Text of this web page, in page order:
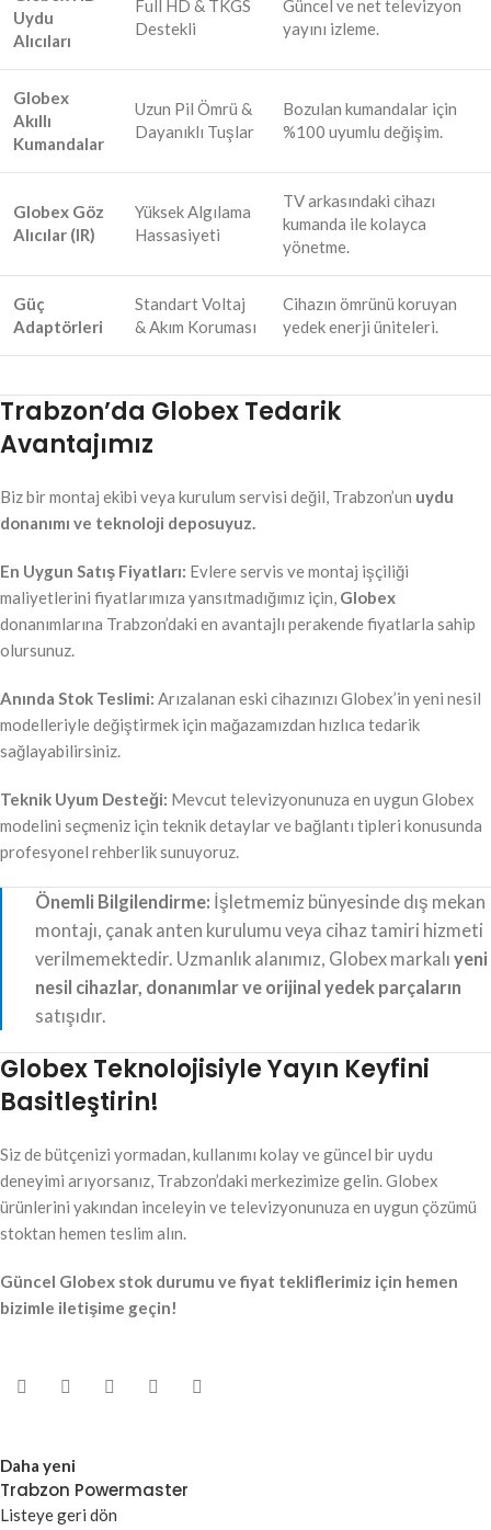
Uydu
Alıcıları
Full HD & TKGS
Destekli
Güncel ve net televizyon
yayını izleme.
Globex
Akıllı
Kumandalar
Uzun Pil Ömrü &
Dayanıklı Tuşlar
Bozulan kumandalar için
%100 uyumlu değişim.
Globex Göz
Alıcılar (IR)
Yüksek Algılama
Hassasiyeti
TV arkasındaki cihazı
kumanda ile kolayca
yönetme.
Güç
Adaptörleri
Standart Voltaj
& Akım Koruması
Cihazın ömrünü koruyan
yedek enerji üniteleri.
Trabzon’da Globex Tedarik
Avantajımız
Biz bir montaj ekibi veya kurulum servisi değil, Trabzon’un uydu
donanımı ve teknoloji deposuyuz.
En Uygun Satış Fiyatları: Evlere servis ve montaj işçiliği
maliyetlerini fiyatlarımıza yansıtmadığımız için, Globex
donanımlarına Trabzon’daki en avantajlı perakende fiyatlarla sahip
olursunuz.
Anında Stok Teslimi: Arızalanan eski cihazınızı Globex’in yeni nesil
modelleriyle değiştirmek için mağazamızdan hızlıca tedarik
sağlayabilirsiniz.
Teknik Uyum Desteği: Mevcut televizyonunuza en uygun Globex
modelini seçmeniz için teknik detaylar ve bağlantı tipleri konusunda
profesyonel rehberlik sunuyoruz.
Önemli Bilgilendirme: İşletmemiz bünyesinde dış mekan
montajı, çanak anten kurulumu veya cihaz tamiri hizmeti
verilmemektedir. Uzmanlık alanımız, Globex markalı yeni
nesil cihazlar, donanımlar ve orijinal yedek parçaların
satışıdır.
Globex Teknolojisiyle Yayın Keyfini
Basitleştirin!
Siz de bütçenizi yormadan, kullanımı kolay ve güncel bir uydu
deneyimi arıyorsanız, Trabzon’daki merkezimize gelin. Globex
ürünlerini yakından inceleyin ve televizyonunuza en uygun çözümü
stoktan hemen teslim alın.
Güncel Globex stok durumu ve fiyat tekliflerimiz için hemen
bizimle iletişime geçin!
Daha yeni
Trabzon Powermaster
Listeye geri dön